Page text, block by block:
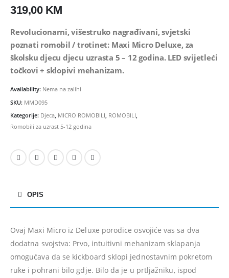
319,00 KM
Revolucionarni, višestruko nagrađivani, svjetski
poznati romobil / trotinet: Maxi Micro Deluxe, za
školsku djecu djecu uzrasta 5 – 12 godina. LED svijetleći
točkovi + sklopivi mehanizam.
Availability: Nema na zalihi
SKU: MMD095
Kategorije: Djeca, MICRO ROMOBILI, ROMOBILI,
Romobili za uzrast 5-12 godina
OPIS
Ovaj Maxi Micro iz Deluxe porodice osvojiće vas sa dva
dodatna svojstva: Prvo, intuitivni mehanizam sklapanja
omogućava da se kickboard sklopi jednostavnim pokretom
ruke i pohrani bilo gdje. Bilo da je u prtljažniku, ispod